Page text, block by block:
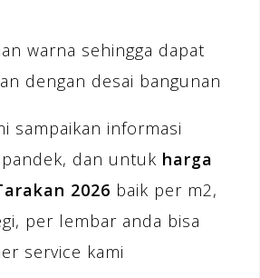
warna sehingga dapat
dengan desai bangunan
sampaikan informasi
dan untuk harga
2026 baik per m2,
per lembar anda bisa
service kami